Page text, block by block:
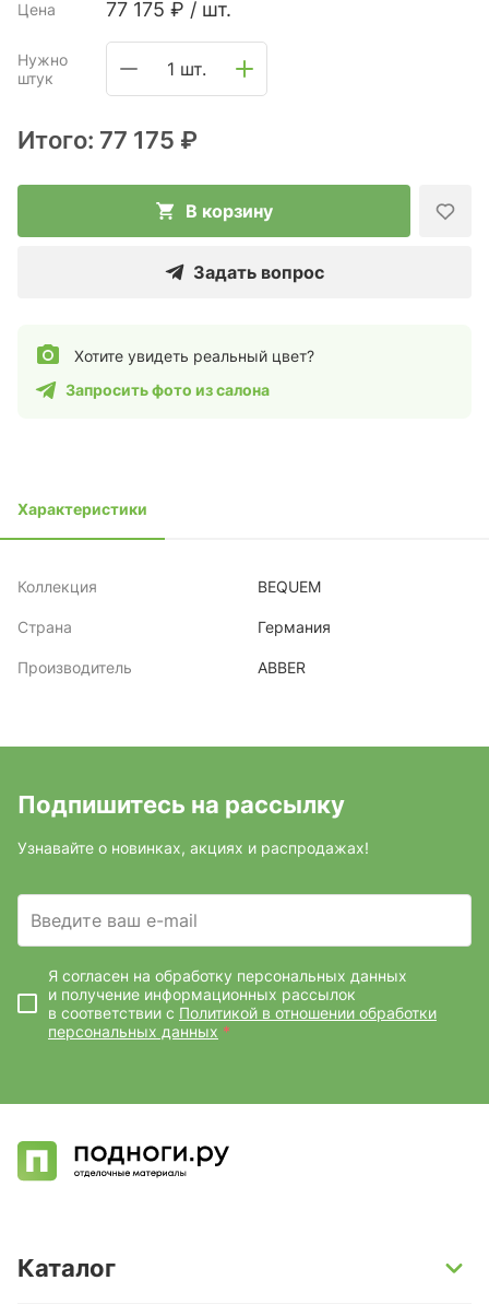
Цена 77 175 ₽ / шт.
Нужно
штук
1 шт.
Итого: 77 175 ₽
В корзину
Задать вопрос
Хотите увидеть реальный цвет?
Запросить фото из салона
Характеристики
Коллекция BEQUEM
Страна Германия
Производитель ABBER
Подпишитесь на рассылку
Узнавайте о новинках, акциях и распродажах!
Введите ваш e-mail
Я согласен на обработку персональных данных
и получение информационных рассылок
в соответствии с Политикой в отношении обработки
персональных данных *
Каталог